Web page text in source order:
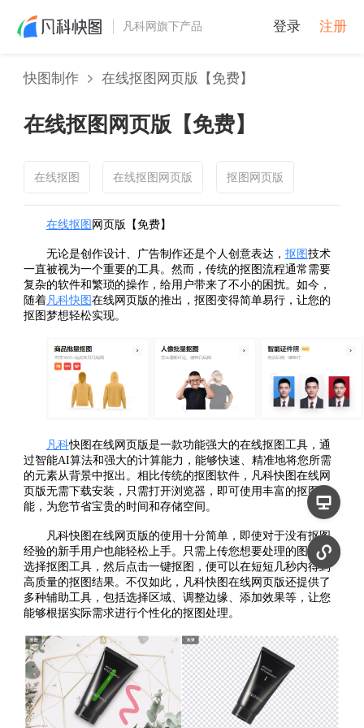
凡科网旗下产品 登录 注册
快图制作 在线抠图网页版【免费】
在线抠图网页版【免费】
在线抠图 在线抠图网页版 抠图网页版
在线抠图网页版【免费】
无论是创作设计、广告制作还是个人创意表达， 抠图技术
一直被视为一个重要的工具。然而，传统的抠图流程通常需要
复杂的软件和繁琐的操作，给用户带来了不小的困扰。如今，
随着凡科快图在线网页版的推出，抠图变得简单易行，让您的
抠图梦想轻松实现。
凡科快图在线网页版是一款功能强大的在线抠图工具，通
过智能AI算法和强大的计算能力，能够快速、精准地将您所需
的元素从背景中抠出。相比传统的抠图软件，凡科快图在线网
页版无需下载安装，只需打开浏览器，即可使用丰富的抠图功
能，为您节省宝贵的时间和存储空间。
凡科快图在线网页版的使用十分简单，即使对于没有抠图
经验的新手用户也能轻松上手。只需上传您想要处理的图片，
选择抠图工具，然后点击一键抠图，便可以在短短几秒内得到
高质量的抠图结果。不仅如此，凡科快图在线网页版还提供了
多种辅助工具，包括选择区域、调整边缘、添加效果等，让您
能够根据实际需求进行个性化的抠图处理。